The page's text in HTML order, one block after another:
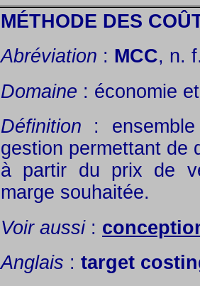
MÉTHODE DES
Abréviation : MCC, n.
Domaine : économie
Définition :
gestion permettant de
à partir du prix de
marge souhaitée.
Voir aussi:
Anglais : target